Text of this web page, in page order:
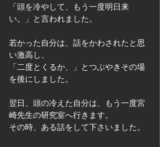
「頭を冷やして、もう一度明日来
い。」と言われました。
若かった自分は、話をかわされたと思
い激高し、
「二度とくるか、」とつぶやきその場
を後にしました。
翌日、頭の冷えた自分は、もう一度宮
崎先生の研究室へ行きます。
その時、ある話をして下さいました。